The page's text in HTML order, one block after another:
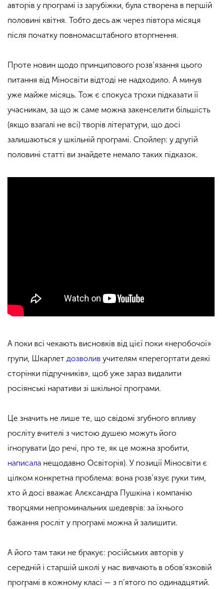
авторів у програмі із зарубіжки, була створена в першій
половині квітня. Тобто десь аж через півтора місяця
після початку повномасштабного вторгнення.
Проте новин щодо принципового розв’язання цього
питання від Міносвіти відтоді не надходило. А минув
уже майже місяць. Тож є спокуса трохи підказати її
учасникам, за що ж саме можна закенселити більшість
(якщо взагалі не всі) творів літератури, що досі
залишаються у шкільній програмі. Спойлер: у другій
половині статті ви знайдете немало таких підказок.
А поки всі чекають висновків від цієї поки «неробочої»
групи, Шкарлет дозволив учителям «перегортати деякі
сторінки підручників», щоб уже зараз видалити
росіянські наративи зі шкільної програми.
Це значить не лише те, що свідомі згубного впливу
росліту вчителі з чистою душею можуть його
ігнорувати (до речі, про те, як це можна зробити,
написала нещодавно Освіторія). У позиції Міносвіти є
цілком конкретна проблема: вона розв’язує руки тим,
хто й досі вважає Алєксандра Пушкіна і компанію
творцями непроминальних шедеврів: за їхнього
бажання росліт у програмі можна й залишити.
А його там таки не бракує: російських авторів у
середній і старшій школі у нас вивчають в обов’язковій
програмі в кожному класі — з п’ятого по одинадцятий.